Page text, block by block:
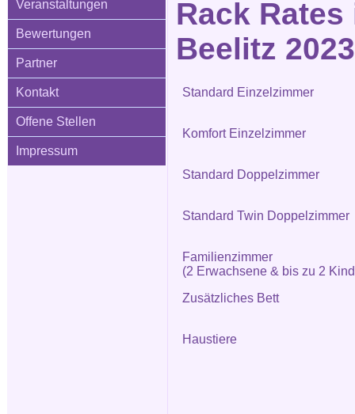
Veranstaltungen
Bewertungen
Partner
Kontakt
Offene Stellen
Impressum
Rack
Beelitz 2023
Standard Einzelzimmer
Komfort Einzelzimmer
Standard Doppelzimmer
Standard Twin Doppelzimmer
Familienzimmer
(2 Erwachsene & bis zu 2
Zusätzliches Bett
Haustiere